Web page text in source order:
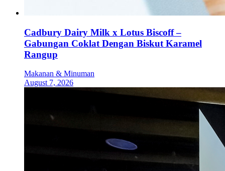
Cadbury Dairy Milk x Lotus Biscoff –
Gabungan Coklat Dengan Biskut Karamel
Rangup
Makanan & Minuman
August 7, 2026